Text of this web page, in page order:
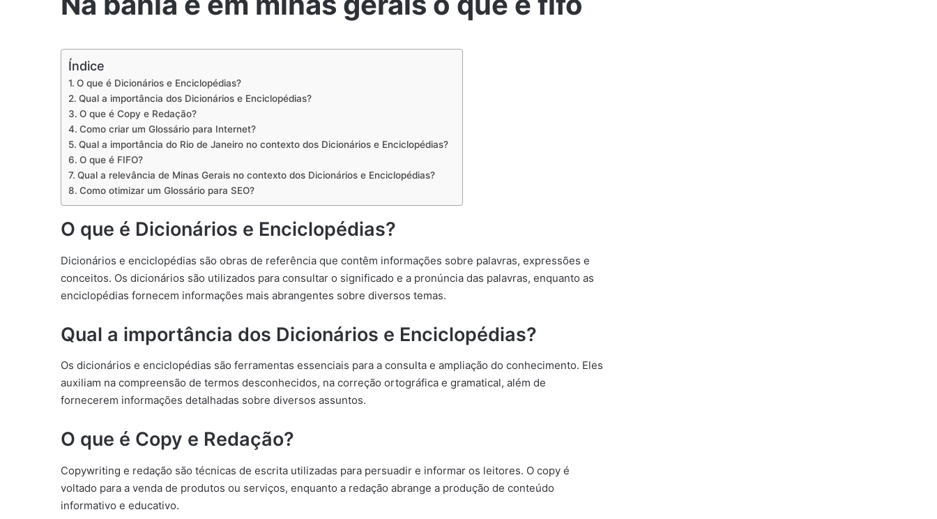
Índice
O que é Dicionários e Enciclopédias?
Qual a importância dos Dicionários e Enciclopédias?
O que é Copy e Redação?
Como criar um Glossário para Internet?
Qual a importância do Rio de Janeiro no contexto dos Dicionários e Enciclopédias?
O que é FIFO?
Qual a relevância de Minas Gerais no contexto dos Dicionários e Enciclopédias?
Como otimizar um Glossário para SEO?
O que é Dicionários e Enciclopédias?
Dicionários e enciclopédias são obras de referência que contêm informações sobre palavras, expressões e
conceitos. Os dicionários são utilizados para consultar o significado e a pronúncia das palavras, enquanto as
enciclopédias fornecem informações mais abrangentes sobre diversos temas.
Qual a importância dos Dicionários e Enciclopédias?
Os dicionários e enciclopédias são ferramentas essenciais para a consulta e ampliação do conhecimento. Eles
auxiliam na compreensão de termos desconhecidos, na correção ortográfica e gramatical, além de
fornecerem informações detalhadas sobre diversos assuntos.
O que é Copy e Redação?
Copywriting e redação são técnicas de escrita utilizadas para persuadir e informar os leitores. O copy é
voltado para a venda de produtos ou serviços, enquanto a redação abrange a produção de conteúdo
informativo e educativo.